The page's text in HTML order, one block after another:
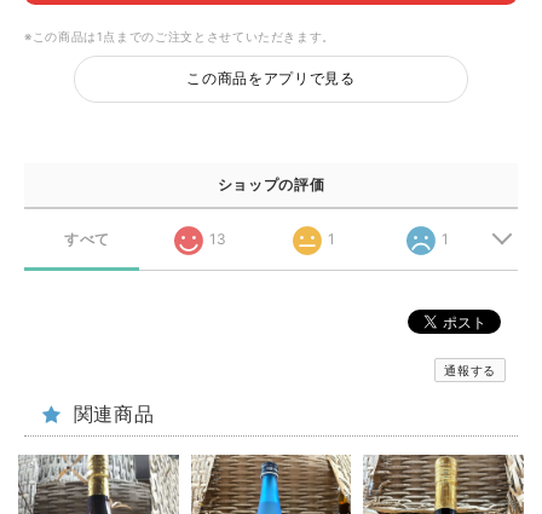
※この商品は1点までのご注文とさせていただきます。
この商品をアプリで見る
ショップの評価
すべて 13 1 1
通報する
関連商品